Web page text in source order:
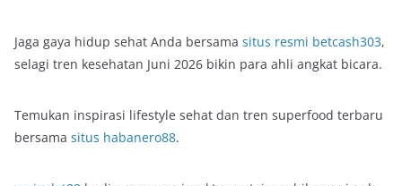
Jaga gaya hidup sehat Anda bersama situs resmi betcash303,
selagi tren kesehatan Juni 2026 bikin para ahli angkat bicara.
Temukan inspirasi lifestyle sehat dan tren superfood terbaru
bersama situs habanero88.